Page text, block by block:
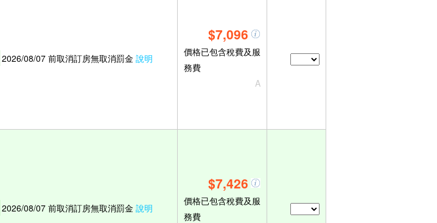
2026/08/07 前取消訂房無取消罰金 說明
$7,096
價格已包含稅費及服
務費
A
2026/08/07 前取消訂房無取消罰金 說明
$7,426
價格已包含稅費及服
務費